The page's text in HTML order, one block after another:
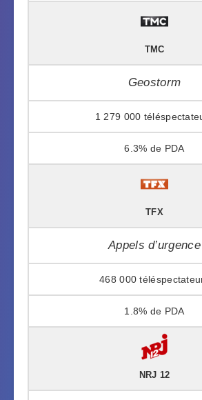
TMC
Geostorm
1 279 000
6.3%
TFX
Appels d’urgence
468 000
1.8%
NRJ 12